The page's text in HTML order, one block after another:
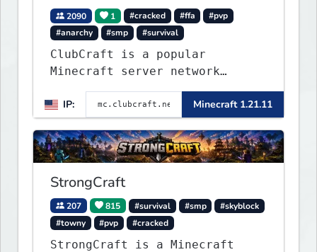
2090 1 #cracked #ffa
#pvp
#anarchy
#smp #survival
ClubCraft is a popular
Minecraft server network
offering a variety of game
modes, including Survival,
Lifesteal, FFA BoxPVP,
SkyBlock, KitPVP and many
more.
IP: Minecraft 1.21.11
StrongCraft
207 815 #survival #smp
#skyblock
#towny
#pvp #cracked
StrongCraft is a Minecraft